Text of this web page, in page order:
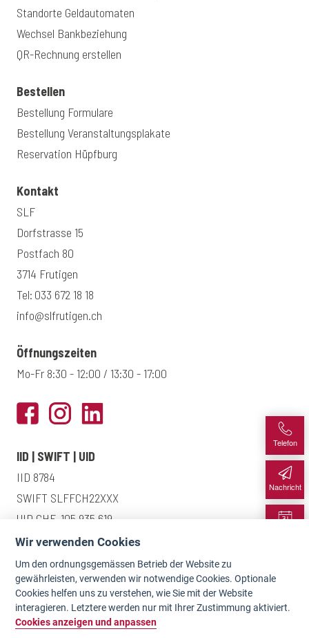
Telefon
Nachricht
Standorte Geldautomaten
Wechsel Bankbeziehung
QR-Rechnung erstellen
Bestellen
Bestellung Formulare
Bestellung Veranstaltungsplakate
Reservation Hüpfburg
Kontakt
SLF
Dorfstrasse 15
Postfach 80
3714 Frutigen
Tel: 033 672 18 18
info@slfrutigen.ch
Öffnungszeiten
Mo-Fr 8:30 - 12:00 / 13:30 - 17:00
IID | SWIFT | UID
IID 8784
SWIFT SLFFCH22XXX
UID CHE-105.935.619
Einlagensicherung
Datenschutzerklärung
Wir verwenden Cookies
Um den ordnungsgemässen Betrieb der Website zu
gewährleisten, verwenden wir notwendige Cookies. Optionale
Cookies helfen uns zu verstehen, wie Sie mit der Website
interagieren. Letztere werden nur mit Ihrer Zustimmung aktiviert.
Cookies anzeigen und anpassen